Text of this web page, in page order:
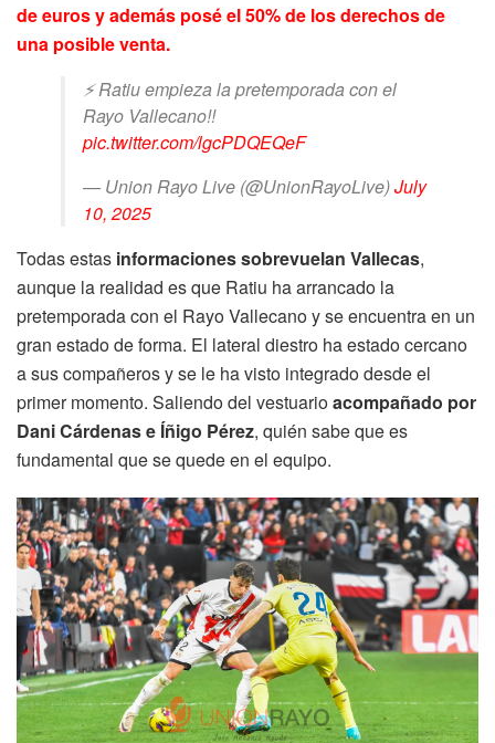
de euros y además posé el 50% de los derechos de
una posible venta.
⚡️ Ratiu empieza la pretemporada con el
Rayo Vallecano!!
pic.twitter.com/lgcPDQEQeF
— Union Rayo Live (@UnionRayoLive)July
10, 2025
Todas estas informaciones sobrevuelan Vallecas,
aunque la realidad es que Ratiu ha arrancado la
pretemporada con el Rayo Vallecano y se encuentra en un
gran estado de forma. El lateral diestro ha estado cercano
a sus compañeros y se le ha visto integrado desde el
primer momento. Saliendo del vestuarioacompañado por
Dani Cárdenas e Íñigo Pérez, quién sabe que es
fundamental que se quede en el equipo.